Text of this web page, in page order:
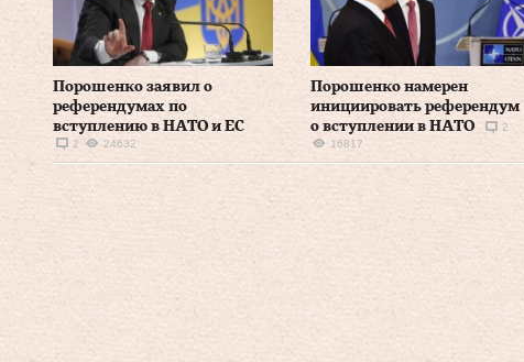
Порошенко заявил о
референдумах по
вступлению в НАТО и ЕС
2 24632
Порошенко намерен
инициировать референдум
о вступлении в НАТО
2
16817